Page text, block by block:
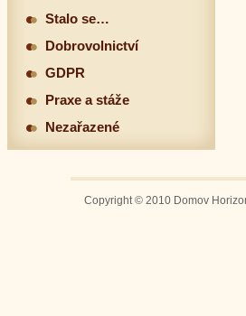
Stalo se…
Dobrovolnictví
GDPR
Praxe a stáže
Nezařazené
Copyright © 2010 Domov